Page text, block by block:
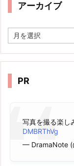
アーカイブ
ー
イ
PR
写真を撮る楽し
DMBRThVg
— DramaNote